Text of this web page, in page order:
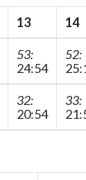
13 14
53:
24:54
52:
32:
20:54
33: